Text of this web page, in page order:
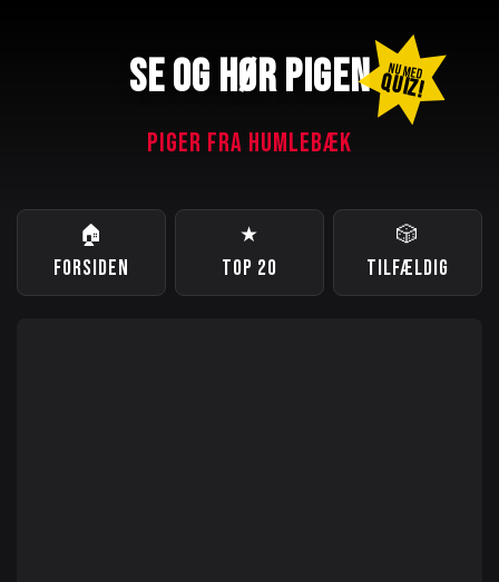
SE OG HØR PIGEN NU MED
QUIZ!
PIGER FRA HUMLEBÆK
🏠
FORSIDEN
★
TOP 20
🎲
TILFÆLDIG